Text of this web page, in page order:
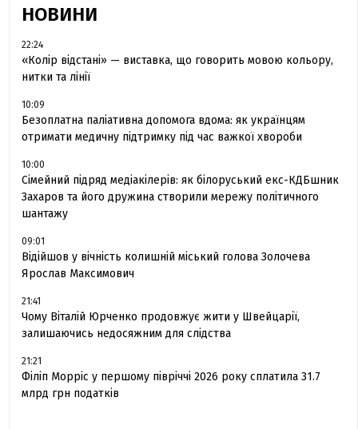
НОВИНИ
22:24
«Колір відстані» — виставка, що говорить мовою кольору,
нитки та лінії
10:09
Безоплатна паліативна допомога вдома: як українцям
отримати медичну підтримку під час важкої хвороби
10:00
Сімейний підряд медіакілерів: як білоруський екс-КДБшник
Захаров та його дружина створили мережу політичного
шантажу
09:01
Відійшов у вічність колишній міський голова Золочева
Ярослав Максимович
21:41
Чому Віталій Юрченко продовжує жити у Швейцарії,
залишаючись недосяжним для слідства
21:21
Філіп Морріс у першому півріччі 2026 року сплатила 31.7
млрд грн податків